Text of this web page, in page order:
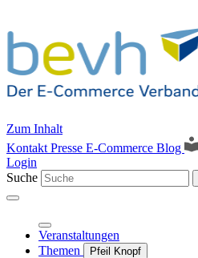
Zum Inhalt
Kontakt Presse E-Commerce Blog
Login
Suche
Veranstaltungen
Themen
Pfeil Knopf